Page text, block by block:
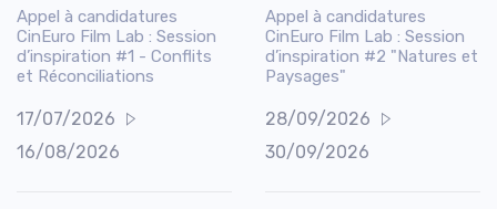
Appel à candidatures
CinEuro Film Lab : Session
d’inspiration #1 - Conflits
et Réconciliations
17/07/2026
16/08/2026
Appel à candidatures
CinEuro Film Lab : Session
d’inspiration #2 "Natures et
Paysages"
28/09/2026
30/09/2026